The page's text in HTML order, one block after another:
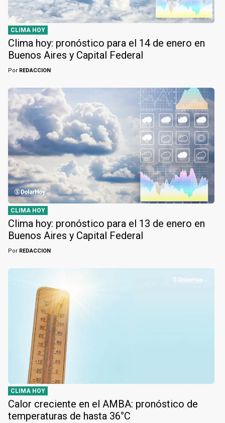
CLIMA HOY
Clima hoy: pronóstico para el 14 de enero en
Buenos Aires y Capital Federal
Por REDACCION
CLIMA HOY
Clima hoy: pronóstico para el 13 de enero en
Buenos Aires y Capital Federal
Por REDACCION
CLIMA HOY
Calor creciente en el AMBA: pronóstico de
temperaturas de hasta 36°C